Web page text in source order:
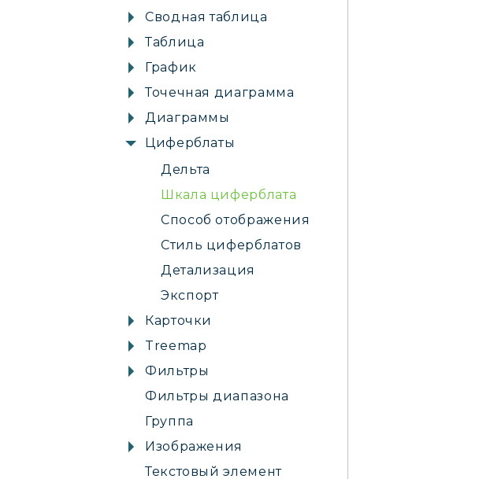
Сводная таблица
Таблица
График
Точечная диаграмма
Диаграммы
Циферблаты
Дельта
Шкала циферблата
Способ отображения
Стиль циферблатов
Детализация
Экспорт
Карточки
Treemap
Фильтры
Фильтры диапазона
Группа
Изображения
Текстовый элемент